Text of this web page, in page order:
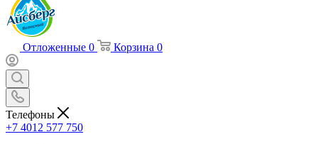
Отложенные 0 Корзина 0
Телефоны
+7 4012 577 750